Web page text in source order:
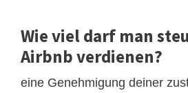
Wie viel darf man
Airbnb verdienen?
eine Genehmigung deiner